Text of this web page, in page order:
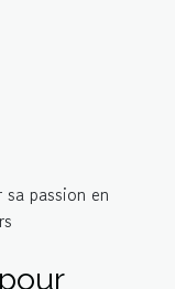
passion en